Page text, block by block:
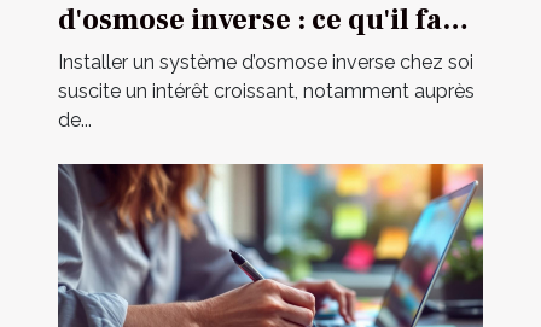
d'osmose inverse : ce qu'il faut
savoir
Installer un système d’osmose inverse chez soi
suscite un intérêt croissant, notamment auprès
de...